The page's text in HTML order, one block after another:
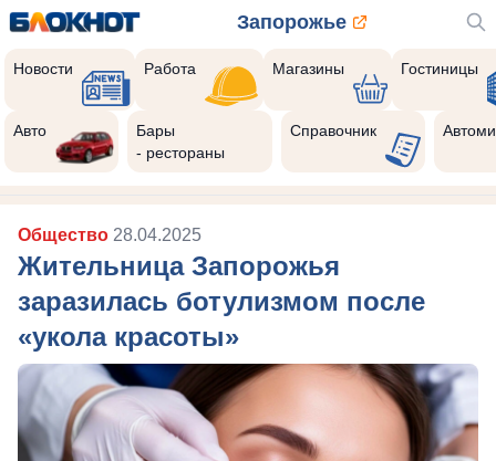
Запорожье
Новости Работа Магазины Гостиницы
Авто
Бары
- рестораны
Справочник
Общество 28.04.2025
Жительница Запорожья
заразилась ботулизмом после
«укола красоты»